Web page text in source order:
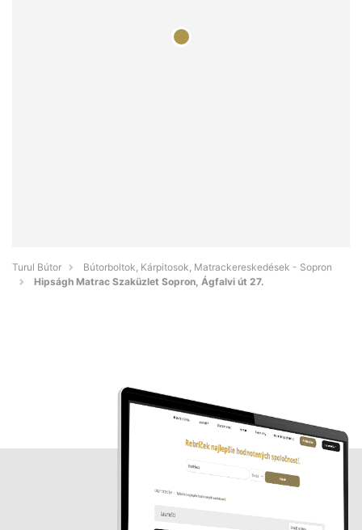
Turul Bútor
Bútorboltok, Kárpitosok, Matrackereskedések - Sopron
Hipságh Matrac Szaküzlet Sopron, Ágfalvi út 27.